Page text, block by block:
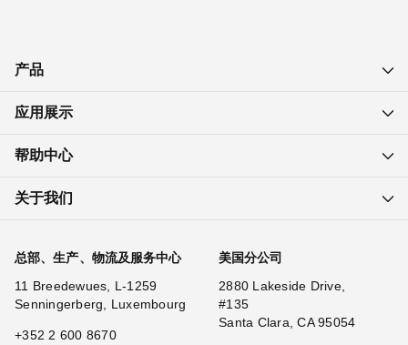
产品
应用展示
帮助中心
关于我们
总部、生产、物流及服务中心
11 Breedewues, L-1259
Senningerberg, Luxembourg
+352 2 600 8670
美国分公司
2880 Lakeside Drive,
#135
Santa Clara, CA 95054